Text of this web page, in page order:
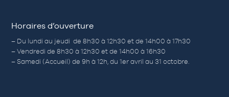
Horaires d’ouverture
– Du lundi au jeudi de 8h30 à 12h30 et de 14h00 à 17h30
– Vendredi de 8h30 à 12h30 et de 14h00 à 16h30
– Samedi (Accueil) de 9h à 12h, du 1er avril au 31 octobre.